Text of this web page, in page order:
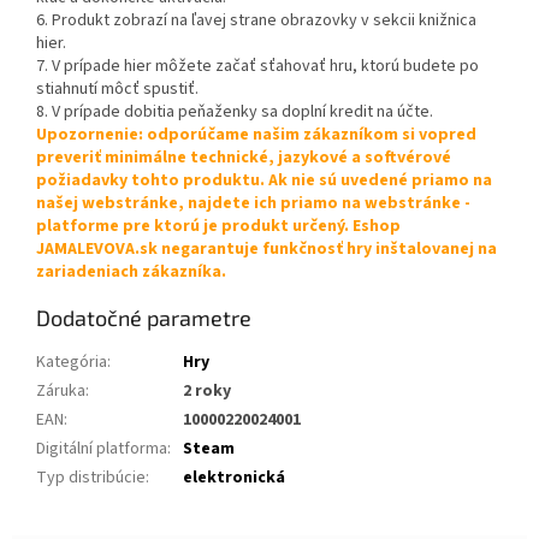
6. Produkt zobrazí na ľavej strane obrazovky v sekcii knižnica
hier.
7. V prípade hier môžete začať sťahovať hru, ktorú budete po
stiahnutí môcť spustiť.
8. V prípade dobitia peňaženky sa doplní kredit na účte.
Upozornenie: odporúčame našim zákazníkom si vopred
preveriť minimálne technické, jazykové a softvérové
požiadavky tohto produktu. Ak nie sú uvedené priamo na
našej webstránke, najdete ich priamo na webstránke -
platforme pre ktorú je produkt určený. Eshop
JAMALEVOVA.sk negarantuje funkčnosť hry inštalovanej na
zariadeniach zákazníka.
Dodatočné parametre
Kategória:
Hry
Záruka:
2 roky
EAN:
10000220024001
Digitální platforma: Steam
Typ distribúcie: elektronická